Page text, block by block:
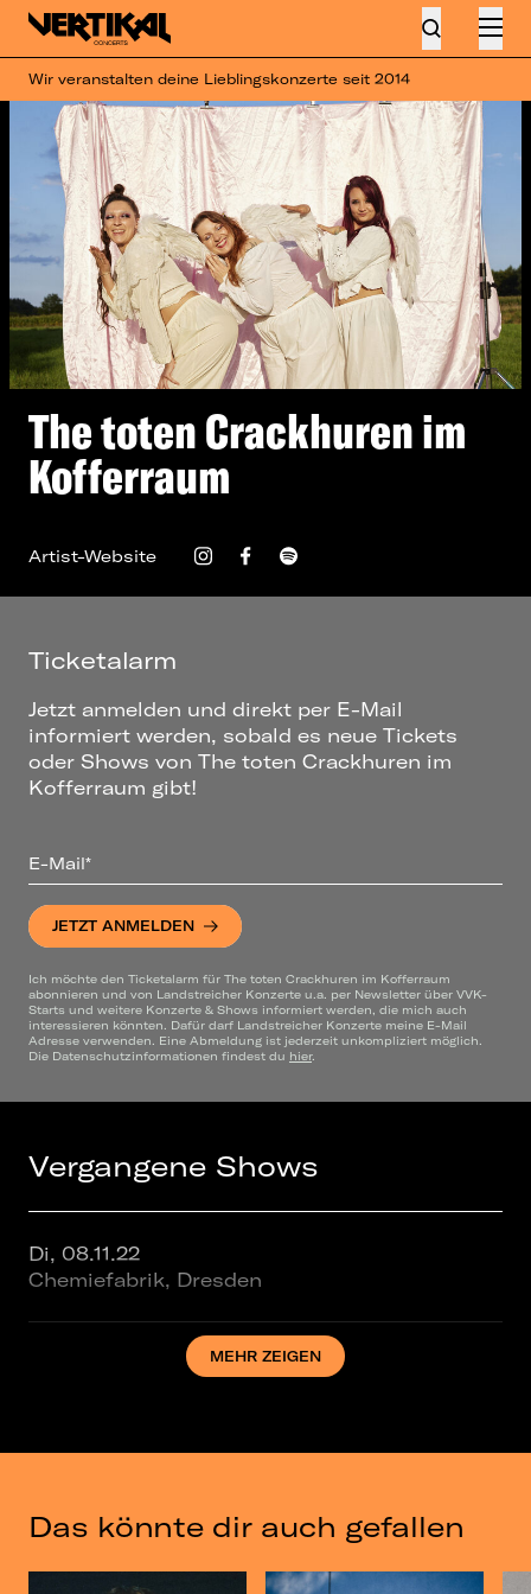
Wir veranstalten deine Lieblingskonzerte seit 2014
The toten Crackhuren im
Kofferraum
Artist-Website
Ticketalarm
Jetzt anmelden und direkt per E-Mail
informiert werden, sobald es neue Tickets
oder Shows von The toten Crackhuren im
Kofferraum gibt!
E-Mail*
JETZT ANMELDEN
Ich möchte den Ticketalarm für The toten Crackhuren im Kofferraum
abonnieren und von Landstreicher Konzerte u.a. per Newsletter über VVK-
Starts und weitere Konzerte & Shows informiert werden, die mich auch
interessieren könnten. Dafür darf Landstreicher Konzerte meine E-Mail
Adresse verwenden. Eine Abmeldung ist jederzeit unkompliziert möglich.
Die Datenschutzinformationen findest du hier.
Vergangene Shows
Di, 08.11.22
Chemiefabrik, Dresden
Di, 19.12.23
MEHR ZEIGEN
Das könnte dir auch gefallen